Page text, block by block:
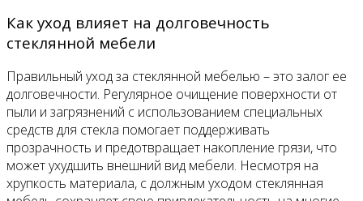
Как уход влияет на долговечность
стеклянной мебели
Правильный уход за стеклянной мебелью – это залог ее
долговечности. Регулярное очищение поверхности от
пыли и загрязнений с использованием специальных
средств для стекла помогает поддерживать
прозрачность и предотвращает накопление грязи, что
может ухудшить внешний вид мебели. Несмотря на
хрупкость материала, с должным уходом стеклянная